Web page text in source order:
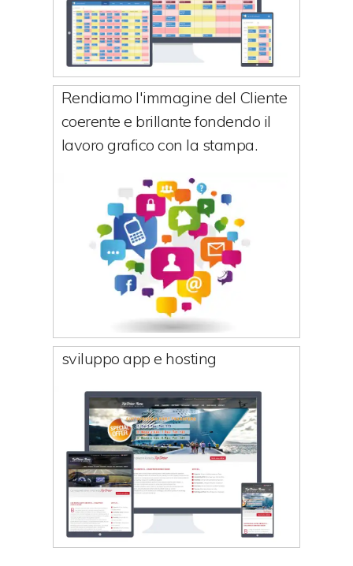
Rendiamo l'immagine del Cliente
coerente e brillante fondendo il
lavoro grafico con la stampa.
sviluppo app e hosting